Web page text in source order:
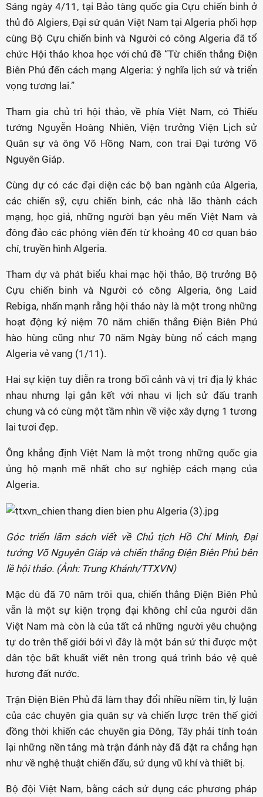
Sáng ngày 4/11, tại Bảo tàng quốc gia Cựu chiến binh ở
thủ đô Algiers, Đại sứ quán Việt Nam tại Algeria phối hợp
cùng Bộ Cựu chiến binh và Người có công Algeria đã tổ
chức Hội thảo khoa học với chủ đề “Từ chiến thắng Điện
Biên Phủ đến cách mạng Algeria: ý nghĩa lịch sử và triển
vọng tương lai.”
Tham gia chủ trì hội thảo, về phía Việt Nam, có Thiếu
tướng Nguyễn Hoàng Nhiên, Viện trưởng Viện Lịch sử
Quân sự và ông Võ Hồng Nam, con trai Đại tướng Võ
Nguyên Giáp.
Cùng dự có các đại diện các bộ ban ngành của Algeria,
các chiến sỹ, cựu chiến binh, các nhà lão thành cách
mạng, học giả, những người bạn yêu mến Việt Nam và
đông đảo các phóng viên đến từ khoảng 40 cơ quan báo
chí, truyền hình Algeria.
Tham dự và phát biểu khai mạc hội thảo, Bộ trưởng Bộ
Cựu chiến binh và Người có công Algeria, ông Laid
Rebiga, nhấn mạnh rằng hội thảo này là một trong những
hoạt động kỷ niệm 70 năm chiến thắng Điện Biên Phủ
hào hùng cũng như 70 năm Ngày bùng nổ cách mạng
Algeria vẻ vang (1/11).
Hai sự kiện tuy diễn ra trong bối cảnh và vị trí địa lý khác
nhau nhưng lại gắn kết với nhau vì lịch sử đấu tranh
chung và có cùng một tầm nhìn về việc xây dựng 1 tương
lai tươi đẹp.
Ông khẳng định Việt Nam là một trong những quốc gia
ủng hộ mạnh mẽ nhất cho sự nghiệp cách mạng của
Algeria.
Góc triển lãm sách viết về Chủ tịch Hồ Chí Minh, Đại
tướng Võ Nguyên Giáp và chiến thắng Điện Biên Phủ bên
lề hội thảo. (Ảnh: Trung Khánh/TTXVN)
Mặc dù đã 70 năm trôi qua, chiến thắng Điện Biên Phủ
vẫn là một sự kiện trọng đại không chỉ của người dân
Việt Nam mà còn là của tất cả những người yêu chuộng
tự do trên thế giới bởi vì đây là một bản sử thi được một
dân tộc bất khuất viết nên trong quá trình bảo vệ quê
hương đất nước.
Trận Điện Biên Phủ đã làm thay đổi nhiều niềm tin, lý luận
của các chuyên gia quân sự và chiến lược trên thế giới
đồng thời khiến các chuyên gia Đông, Tây phải tính toán
lại những nền tảng mà trận đánh này đã đặt ra chẳng hạn
như về nghệ thuật chiến đấu, sử dụng vũ khí và thiết bị.
Bộ đội Việt Nam, bằng cách sử dụng các phương pháp